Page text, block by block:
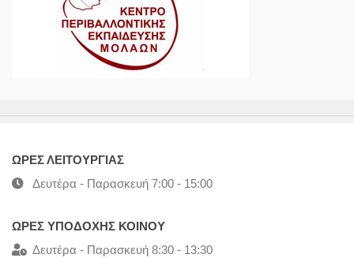
ΩΡΕΣ ΛΕΙΤΟΥΡΓΙΑΣ
Δευτέρα - Παρασκευή 7:00 - 15:00
ΩΡΕΣ ΥΠΟΔΟΧΗΣ ΚΟΙΝΟΥ
Δευτέρα - Παρασκευή 8:30 - 13:30